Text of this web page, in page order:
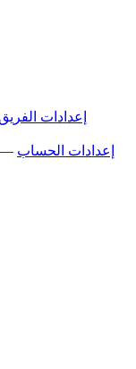
إعدادات الفريق
إعدادات الحساب —